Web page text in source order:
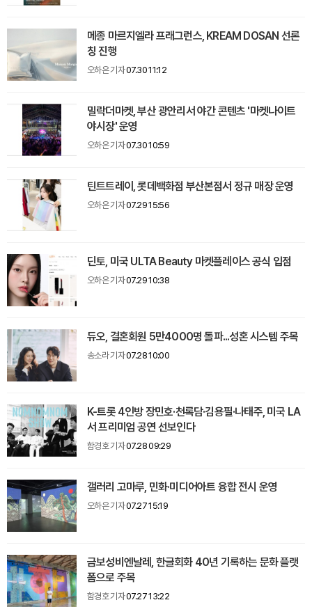
메종 마르지엘라 프래그런스, KREAM DOSAN 선론
칭 진행
오하은 기자07.30 11:12
밀락더마켓, 부산 광안리서 야간 콘텐츠 '마켓나이트
야시장' 운영
오하은 기자07.30 10:59
틴트트레이, 롯데백화점 부산본점서 정규 매장 운영
오하은 기자07.29 15:56
딘토, 미국 ULTA Beauty 마켓플레이스 공식 입점
오하은 기자07.29 10:38
듀오, 결혼회원 5만4000명 돌파...성혼 시스템 주목
송소라 기자07.28 10:00
K-트롯 4인방 장민호·천록담·김용필·나태주, 미국 LA
서 프리미엄 공연 선보인다
함경호 기자07.28 09:29
갤러리 고마루, 민화·미디어아트 융합 전시 운영
오하은 기자07.27 15:19
금보성비엔날레, 한글회화 40년 기록하는 문화 플랫
폼으로 주목
함경호 기자07.27 13:22